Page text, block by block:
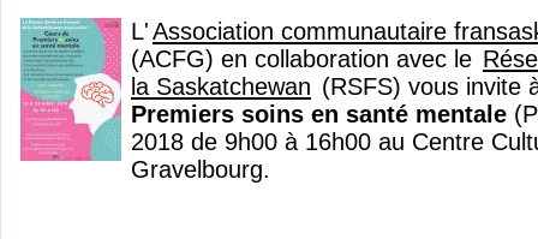
L'Association communautaire
(ACFG) en collaboration avec le
la Saskatchewan (RSFS) vous invite
Premiers soins en santé mentale
2018 de 9h00 à 16h00 au Centre
Gravelbourg.